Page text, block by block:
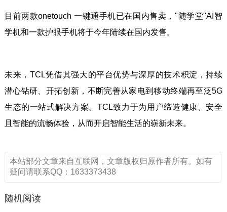
目前两款onetouch 一键通手机已在国内售卖，"随学堂"AI智
学机和一款护眼手机将于今年陆续在国内发售。
未来，TCL凭借其强大的平台优势与深厚的技术积淀，持续
潜心钻研、开拓创新，不断完善从家电到移动终端再至泛5G
生态的一站式解决方案。TCL致力于为用户缔造健康、安全
且智能的流畅体验，从而开启智能生活的崭新未来。
本站部分文章来自互联网，文章版权归原作者所有。如有
疑问请联系QQ：1633373438
随机阅读